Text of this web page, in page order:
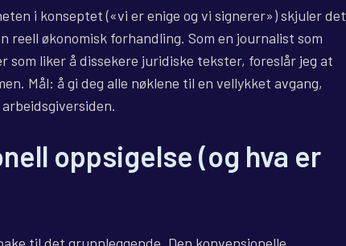
i konseptet («vi er enige og vi signerer») skjuler det
reell økonomisk forhandling. Som en journalist som
liker å dissekere juridiske tekster, foreslår jeg at
Mål: å gi deg alle nøklene til en vellykket avgang,
oppsigelse (og hva er